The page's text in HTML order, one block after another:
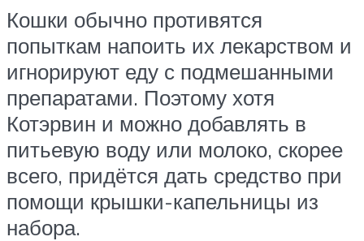
Кошки обычно противятся
попыткам напоить их лекарством и
игнорируют еду с подмешанными
препаратами. Поэтому хотя
Котэрвин и можно добавлять в
питьевую воду или молоко, скорее
всего, придётся дать средство при
помощи крышки-капельницы из
набора.